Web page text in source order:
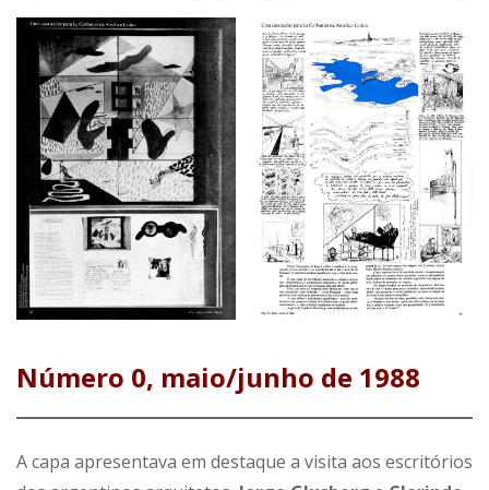
Número 0, maio/junho de 1988
A capa apresentava em destaque a visita aos escritórios